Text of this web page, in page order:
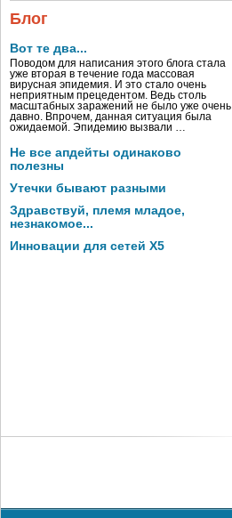
Блог
Вот те два...
Поводом для написания этого блога стала
уже вторая в течение года массовая
вирусная эпидемия. И это стало очень
неприятным прецедентом. Ведь столь
масштабных заражений не было уже очень
давно. Впрочем, данная ситуация была
ожидаемой. Эпидемию вызвали …
Не все апдейты одинаково
полезны
Утечки бывают разными
Здравствуй, племя младое,
незнакомое...
Инновации для сетей X5